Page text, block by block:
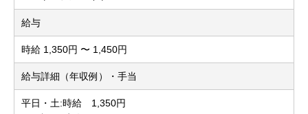
給与
時給 1,350円 〜 1,450円
給与詳細（年収例）・手当
平日・土:時給 1,350円